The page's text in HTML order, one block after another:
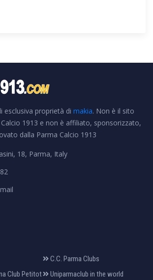
esclusiva proprietà di makia. Non è il sito
1913 e non è affiliato, sponsorizzato,
dalla Parma Calcio 1913
18, Parma, Italy
C.C. Parma Clubs
Club Petitot
Uniparmaclub in the world